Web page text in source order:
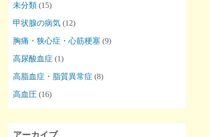
未分類 (15)
甲状腺の病気 (12)
胸痛・狭心症・心筋梗塞 (9)
高尿酸血症 (1)
高脂血症・脂質異常症 (8)
高血圧 (16)
アーカイブ